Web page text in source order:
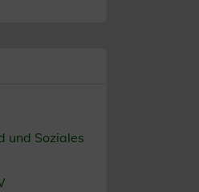
und Soziales